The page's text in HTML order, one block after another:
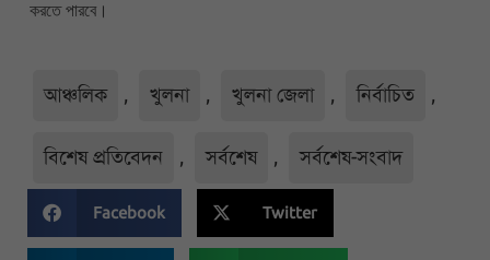
করতে পারবে।
আঞ্চলিক , খুলনা , খুলনা জেলা , নির্বাচিত ,
বিশেষ প্রতিবেদন , সর্বশেষ , সর্বশেষ-সংবাদ
Facebook Twitter